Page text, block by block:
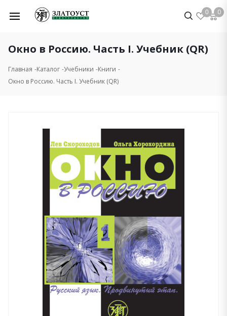
0 0
Окно в Россию. Часть I. Учебник (QR)
Главная Каталог Учебники Книги
Окно в Россию. Часть I. Учебник (QR)